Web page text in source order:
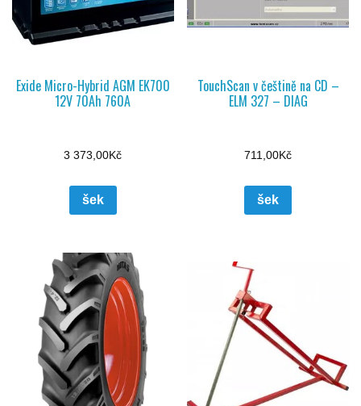
Exide Micro-Hybrid AGM EK700
12V 70Ah 760A
3 373,00Kč
šek
TouchScan v češtině na CD –
ELM 327 – DIAG
711,00Kč
šek